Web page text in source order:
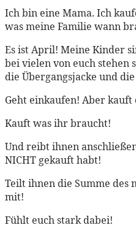
Ich bin eine Mama. Ich
was meine Familie wann
Es ist April! Meine Kinder
bei vielen von euch stehen
die Übergangsjacke und
Geht einkaufen! Aber
Kauft was ihr braucht!
Und reibt ihnen
NICHT gekauft habt!
Teilt ihnen die Summe des
mit!
Fühlt euch stark dabei!